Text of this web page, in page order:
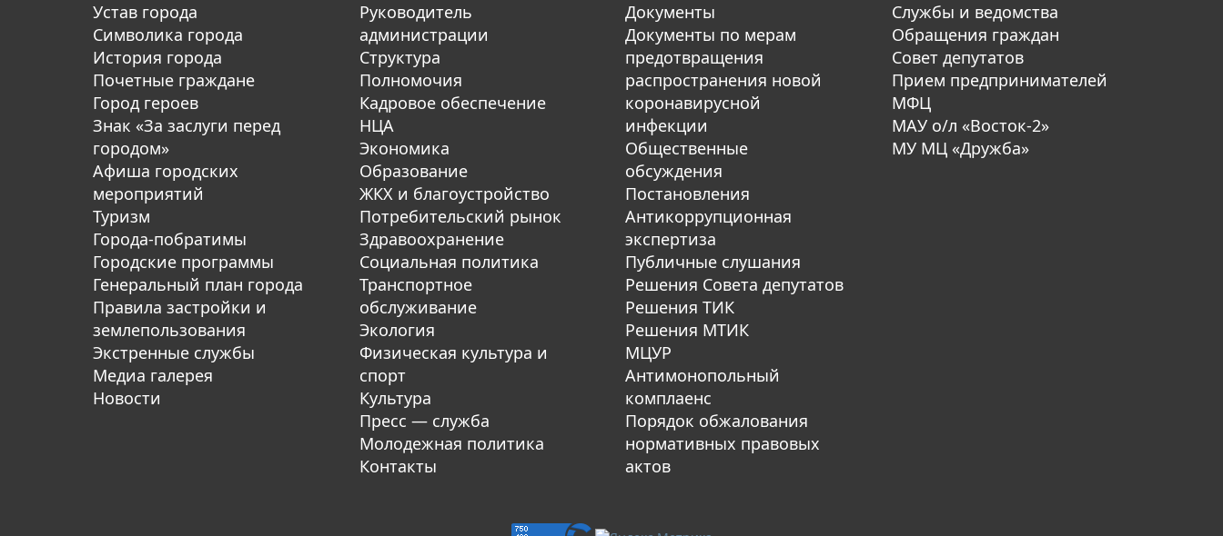
Устав города
Символика города
История города
Почетные граждане
Город героев
Знак «За заслуги перед
городом»
Афиша городских
мероприятий
Туризм
Города-побратимы
Городские программы
Генеральный план города
Правила застройки и
землепользования
Экстренные службы
Медиа галерея
Новости
Руководитель
администрации
Структура
Полномочия
Кадровое обеспечение
НЦА
Экономика
Образование
ЖКХ и благоустройство
Потребительский рынок
Здравоохранение
Социальная политика
Транспортное
обслуживание
Экология
Физическая культура и
спорт
Культура
Пресс — служба
Молодежная политика
Контакты
Документы
Документы по мерам
предотвращения
распространения новой
коронавирусной
инфекции
Общественные
обсуждения
Постановления
Антикоррупционная
экспертиза
Публичные слушания
Решения Совета депутатов
Решения ТИК
Решения МТИК
МЦУР
Антимонопольный
комплаенс
Порядок обжалования
нормативных правовых
актов
Службы и ведомства
Обращения граждан
Совет депутатов
Прием предпринимателей
МФЦ
МАУ о/л «Восток-2»
МУ МЦ «Дружба»